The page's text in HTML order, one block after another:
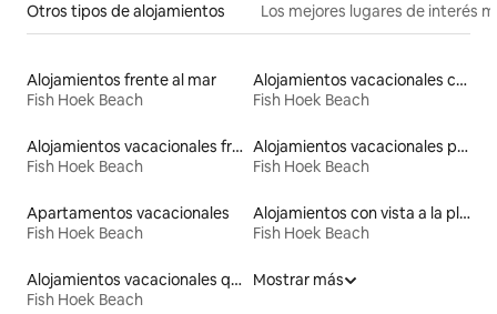
Otros tipos de alojamientos Los mejores lugares de interés
Alojamientos frente al mar
Fish Hoek Beach
Alojamientos vacacionales con piscina
Fish Hoek Beach
Alojamientos vacacionales frente a la playa
Fish Hoek Beach
Alojamientos vacacionales para familias
Fish Hoek Beach
Apartamentos vacacionales
Fish Hoek Beach
Alojamientos con vista a la playa
Fish Hoek Beach
Alojamientos vacacionales que admiten mascotas
Fish Hoek Beach
Mostrar más